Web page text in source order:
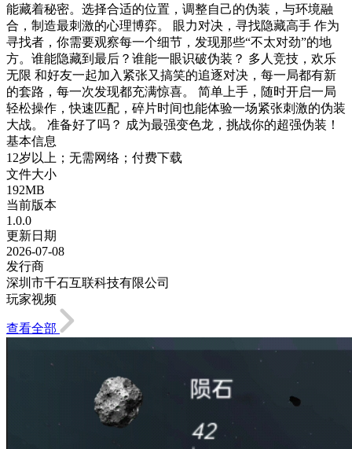
能藏着秘密。选择合适的位置，调整自己的伪装，与环境融
合，制造最刺激的心理博弈。 眼力对决，寻找隐藏高手 作为
寻找者，你需要观察每一个细节，发现那些“不太对劲”的地
方。谁能隐藏到最后？谁能一眼识破伪装？ 多人竞技，欢乐
无限 和好友一起加入紧张又搞笑的追逐对决，每一局都有新
的套路，每一次发现都充满惊喜。 简单上手，随时开启一局
轻松操作，快速匹配，碎片时间也能体验一场紧张刺激的伪装
大战。 准备好了吗？ 成为最强变色龙，挑战你的超强伪装！
基本信息
12岁以上；无需网络；付费下载
文件大小
192MB
当前版本
1.0.0
更新日期
2026-07-08
发行商
深圳市千石互联科技有限公司
玩家视频
查看全部